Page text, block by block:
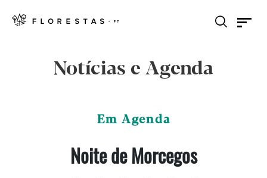
Notícias e Agenda
Em Agenda
Noite de Morcegos